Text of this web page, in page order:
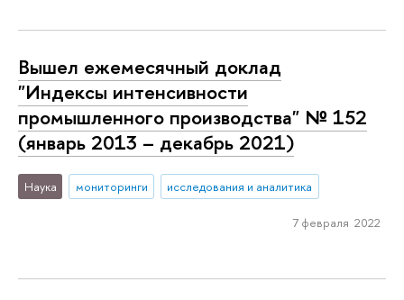
Вышел ежемесячный доклад
"Индексы интенсивности
промышленного производства" № 152
(январь 2013 – декабрь 2021)
Наука мониторинги исследования и аналитика
7 февраля 2022